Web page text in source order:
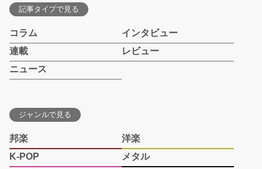
記事タイプで見る
コラム
インタビュー
連載
レビュー
ニュース
ジャンルで見る
邦楽
洋楽
K-POP
メタル